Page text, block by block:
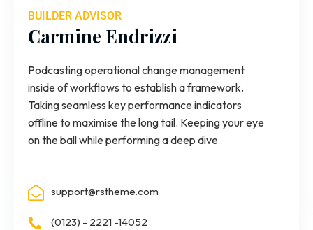
BUILDER ADVISOR
Carmine Endrizzi
Podcasting operational change management
inside of workflows to establish a framework.
Taking seamless key performance indicators
offline to maximise the long tail. Keeping your eye
on the ball while performing a deep dive
support@rstheme.com
(0123) - 2221 -14052